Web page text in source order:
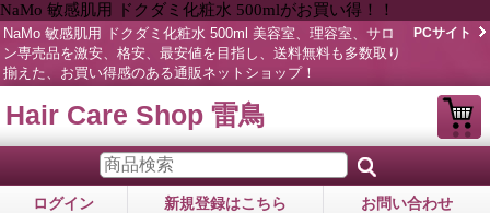
NaMo 敏感肌用 ドクダミ化粧水 500mlがお買い得！！
NaMo 敏感肌用 ドクダミ化粧水 500ml 美容室、理容室、サロ
ン専売品を激安、格安、最安値を目指し、送料無料も多数取り
揃えた、お買い得感のある通販ネットショップ！
PCサイト
Hair Care Shop 雷鳥
ログイン 新規登録はこちら お問い合わせ